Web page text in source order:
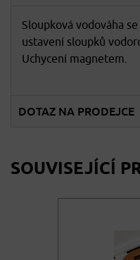
Sloupková vodováha
ustavení sloupků
Uchycení magnetem.
DOTAZ NA PRODEJCE
SOUVISEJÍCÍ